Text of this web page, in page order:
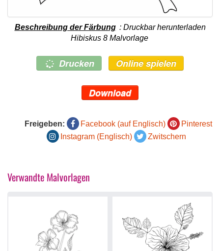
Beschreibung der Färbung : Druckbar herunterladen
Hibiskus 8 Malvorlage
Drucken Online spielen
Download
Freigeben: Facebook (auf Englisch)
Pinterest
Instagram (Englisch)
Zwitschern
Verwandte Malvorlagen